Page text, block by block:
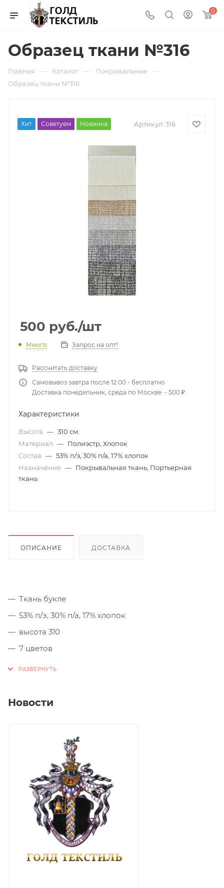
0
Образец ткани №316
Главная — Каталог — Покрывальные —
Образец ткани №316
Хит Советуем Новинка Артикул: 316
500 руб./шт
Много Запрос на опт!
Рассчитать доставку
Самовывоз завтра после 12:00 - бесплатно
Доставка понедельник, среда по Москве - 500 ₽
Характеристики
Высота — 310 см.
Материал — Полиэстр, Хлопок
Состав — 53% п/э, 30% п/а, 17% хлопок
Назначение — Покрывальная ткань, Портьерная
ткань
ОПИСАНИЕ ДОСТАВКА
Ткань букле
53% п/э, 30% п/а, 17% хлопок
высота 310
7 цветов
Новости